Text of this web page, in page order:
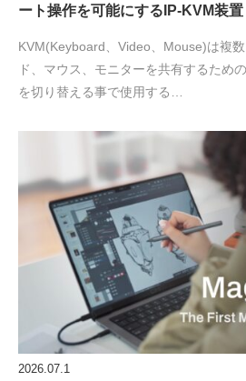
ート操作を可能にするIP-KVM装
KVM(Keyboard、Video、Mouse)は複
ド、マウス、モニターを共有するため
を切り替える事で使用する…
2026.07.1